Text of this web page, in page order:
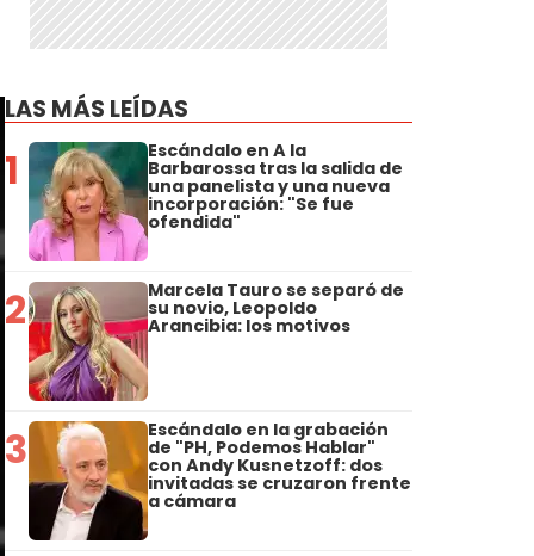
LAS MÁS LEÍDAS
1 Escándalo en A la
Barbarossa tras la salida de
una panelista y una nueva
incorporación: "Se fue
ofendida"
2 Marcela Tauro se separó de
su novio, Leopoldo
Arancibia: los motivos
3 Escándalo en la grabación
de "PH, Podemos Hablar"
con Andy Kusnetzoff: dos
invitadas se cruzaron frente
a cámara